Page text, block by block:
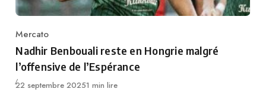
Category
Mercato
Nadhir Benbouali reste en Hongrie malgré
l’offensive de l’Espérance
Publié
22 septembre 20251 min lire